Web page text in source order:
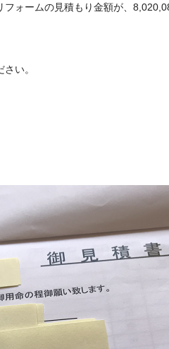
フォームの見積もり金額が、
い。